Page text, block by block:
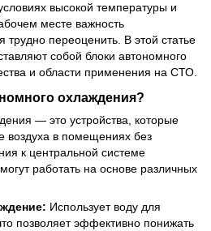
условиях высокой температуры и
месте важность
переоценить. В этой статье
собой блоки автономного
и области применения на СТО.
охлаждения?
— это устройства, которые
воздуха в помещениях без
к центральной системе
работать на основе различных
Использует воду для
позволяет эффективно понижать